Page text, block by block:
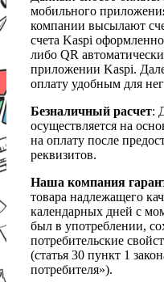
мобильного
компании высылают
счета Kaspi
либо QR
приложении Kaspi.
оплату удобным для
Безналичный расчет:
осуществляется на
на оплату после
реквизитов.
Наша компания
товара надлежащего
календарных дней с
был в употреблении,
потребительские
(статья 30 пункт 1
потребителя»).